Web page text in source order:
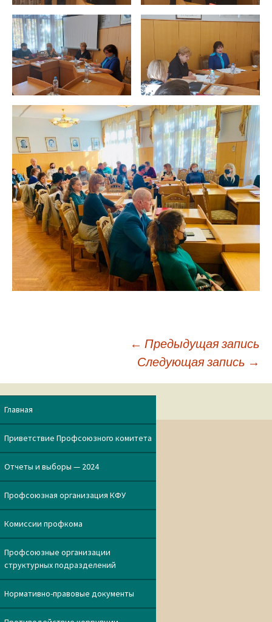
Навигация
по
записям
← Предыдущая запись
Следующая запись →
Главная
Приветствие Профсоюзного комитета
Отчеты и выборы — 2024
Профсоюзная организация КФУ
Комиссии профкома
Профсоюзные организации
структурных подразделений
Нормативно-правовые документы